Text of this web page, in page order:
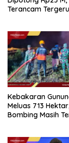
Terancam
Kebakaran
Meluas 713
Bombing Masih